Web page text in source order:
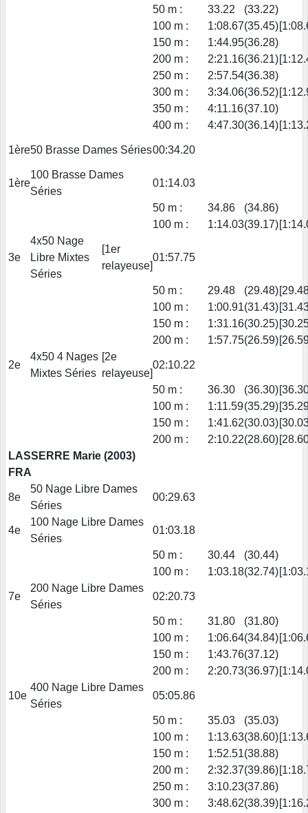
50 m : 33.22
(33.22)
100 m :
1:08.67(35.45)
150 m :
1:44.95(36.28)
200 m :
2:21.16(36.21)
250 m :
2:57.54(36.38)
300 m :
3:34.06(36.52)
350 m :
4:11.16(37.10)
400 m :
4:47.30(36.14)
1ère50 Brasse Dames Séries00:34.20
1ère
100 Brasse Dames
Séries
01:14.03
50 m : 34.86
(34.86)
100 m :
1:14.03(39.17)
3e
4x50 Nage
Libre Mixtes
Séries
[1er
relayeuse]
01:57.75
50 m : 29.48 (29.48)
100 m :
1:00.91(31.43)
150 m :
1:31.16(30.25)
200 m :
1:57.75(26.59)
2e
4x50 4 Nages
Mixtes Séries
[2e
relayeuse]
02:10.22
50 m : 36.30 (36.30)
100 m :
1:11.59(35.29)
150 m :
1:41.62(30.03)
200 m :
2:10.22(28.60)
LASSERRE Marie (2003)
FRA
8e
50 Nage Libre Dames
Séries
00:29.63
4e
100 Nage Libre Dames
Séries
01:03.18
50 m : 30.44
(30.44)
100 m :
1:03.18(32.74)
7e
200 Nage Libre Dames
Séries
02:20.73
50 m : 31.80
(31.80)
100 m :
1:06.64(34.84)
150 m :
1:43.76(37.12)
200 m :
2:20.73(36.97)
10e
400 Nage Libre Dames
Séries
05:05.86
50 m : 35.03
(35.03)
100 m :
1:13.63(38.60)
150 m :
1:52.51(38.88)
200 m :
2:32.37(39.86)
250 m :
3:10.23(37.86)
300 m :
3:48.62(38.39)